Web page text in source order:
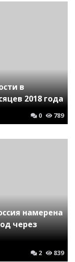
в
2018 года
0 789
намерена
через
2 839